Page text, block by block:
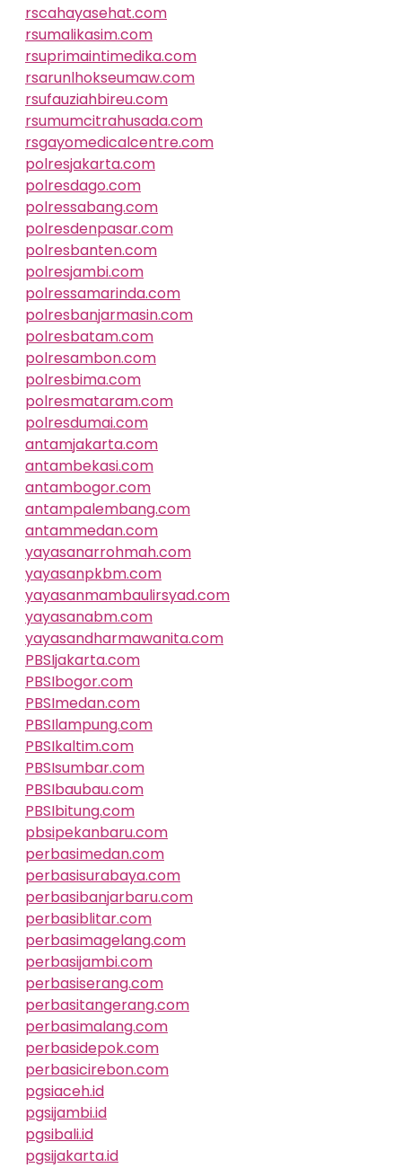
rscahayasehat.com
rsumalikasim.com
rsuprimaintimedika.com
rsarunlhokseumaw.com
rsufauziahbireu.com
rsumumcitrahusada.com
rsgayomedicalcentre.com
polresjakarta.com
polresdago.com
polressabang.com
polresdenpasar.com
polresbanten.com
polresjambi.com
polressamarinda.com
polresbanjarmasin.com
polresbatam.com
polresambon.com
polresbima.com
polresmataram.com
polresdumai.com
antamjakarta.com
antambekasi.com
antambogor.com
antampalembang.com
antammedan.com
yayasanarrohmah.com
yayasanpkbm.com
yayasanmambaulirsyad.com
yayasanabm.com
yayasandharmawanita.com
PBSIjakarta.com
PBSIbogor.com
PBSImedan.com
PBSIlampung.com
PBSIkaltim.com
PBSIsumbar.com
PBSIbaubau.com
PBSIbitung.com
pbsipekanbaru.com
perbasimedan.com
perbasisurabaya.com
perbasibanjarbaru.com
perbasiblitar.com
perbasimagelang.com
perbasijambi.com
perbasiserang.com
perbasitangerang.com
perbasimalang.com
perbasidepok.com
perbasicirebon.com
pgsiaceh.id
pgsijambi.id
pgsibali.id
pgsijakarta.id